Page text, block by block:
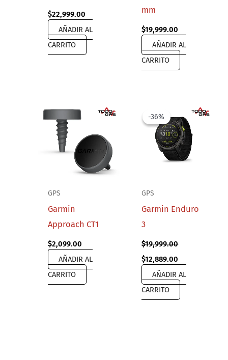
$22,999.00
AÑADIR AL
CARRITO
mm
$19,999.00
AÑADIR AL
CARRITO
GPS
Garmin
Approach CT1
$2,099.00
AÑADIR AL
CARRITO
-36%
-36%
GPS
Garmin Enduro
3
$19,999.00
Original
price
was:
$19,999.00.
$12,889.00
price
is:
$12,889.00.
AÑADIR AL
CARRITO